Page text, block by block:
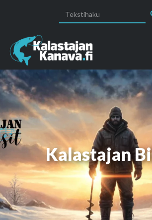
for:
Kalastajan